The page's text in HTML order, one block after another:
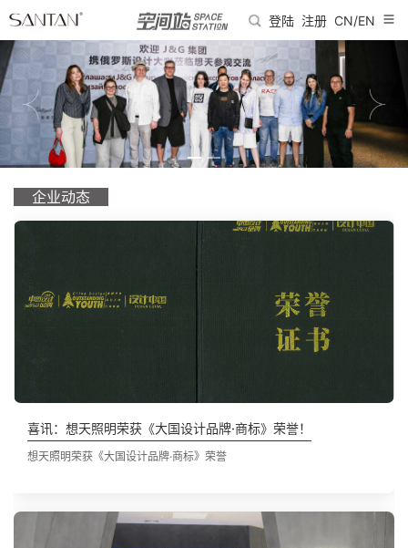
登陆 注册 CN/EN
企业动态
喜讯：想天照明荣获《大国设计品牌·商标》荣誉！
想天照明荣获《大国设计品牌·商标》荣誉